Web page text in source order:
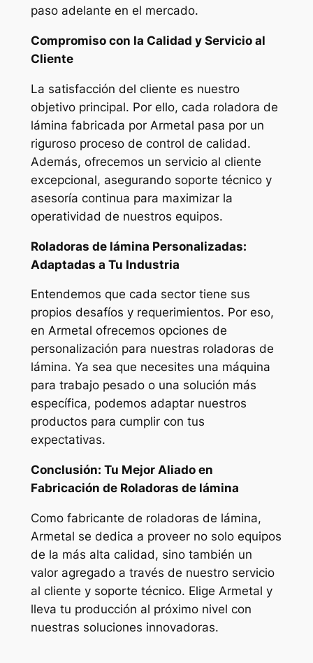
paso adelante en el mercado.
Compromiso con la Calidad y Servicio al
Cliente
La satisfacción del cliente es nuestro
objetivo principal. Por ello, cada roladora de
lámina fabricada por Armetal pasa por un
riguroso proceso de control de calidad.
Además, ofrecemos un servicio al cliente
excepcional, asegurando soporte técnico y
asesoría continua para maximizar la
operatividad de nuestros equipos.
Roladoras de lámina Personalizadas:
Adaptadas a Tu Industria
Entendemos que cada sector tiene sus
propios desafíos y requerimientos. Por eso,
en Armetal ofrecemos opciones de
personalización para nuestras roladoras de
lámina. Ya sea que necesites una máquina
para trabajo pesado o una solución más
específica, podemos adaptar nuestros
productos para cumplir con tus
expectativas.
Conclusión: Tu Mejor Aliado en
Fabricación de Roladoras de lámina
Como fabricante de roladoras de lámina,
Armetal se dedica a proveer no solo equipos
de la más alta calidad, sino también un
valor agregado a través de nuestro servicio
al cliente y soporte técnico. Elige Armetal y
lleva tu producción al próximo nivel con
nuestras soluciones innovadoras.